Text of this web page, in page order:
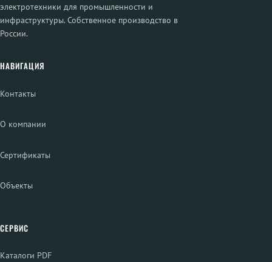
электротехники для промышленности и
инфраструктуры. Собственное производство в
России.
НАВИГАЦИЯ
Контакты
О компании
Сертификаты
Объекты
СЕРВИС
Каталоги PDF